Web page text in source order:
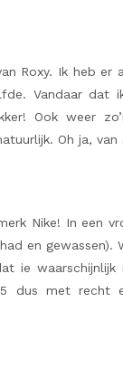
Roxy. Ik heb er
Vandaar
Ook weer
Oh ja,
Nike! In een
en gewassen).
ie
dus met recht